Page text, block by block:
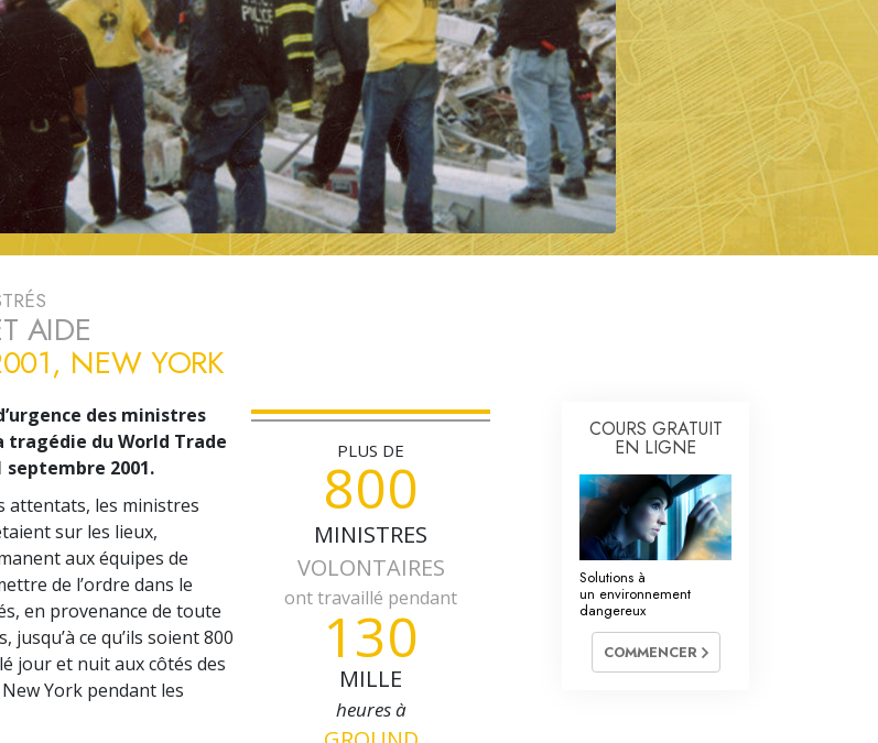
L’échelle des tons émotionnels
Réponses aux drogues
Les enfants
Des outils pour le monde du travail
L’éthique et les conditions
La raison de l’oppression
Cibles et buts
La technologie de l’étude
La communication
AIDE
NEW YORK
PLUS DE
800
MINISTRES
VOLONTAIRES
ont travaillé pendant
130
MILLE
heures à
des ministres
du World Trade
septembre 2001.
attentats, les ministres
sur les lieux,
aux équipes de
de l’ordre dans le
en provenance de toute
jusqu’à ce qu’ils soient 800
jour et nuit aux côtés des
York pendant les
COURS GRATUIT
EN LIGNE
Solutions à
un environnement
dangereux
COMMENCER